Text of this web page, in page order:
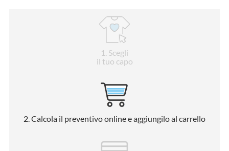
1 . Scegli
il tuo capo
2 . Calcola il preventivo online e aggiungilo al carrello